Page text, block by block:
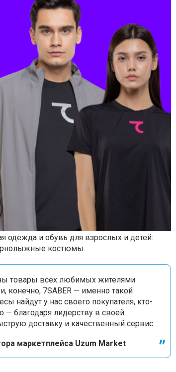
одежда и обувь для взрослых и детей:
костюмы.
товары всех любимых жителями
конечно, 7SABER — именно такой
найдут у нас своего покупателя, кто-
— благодаря лидерству в своей
доставку и качественный сервис.
маркетплейса Uzum Market